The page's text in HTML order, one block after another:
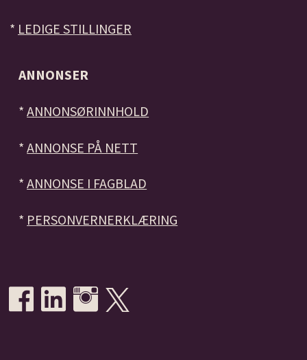
* LEDIGE STILLINGER
ANNONSER
*ANNONSØRINNHOLD
*ANNONSE PÅ NETT
*ANNONSE I FAGBLAD
* PERSONVERNERKLÆRING